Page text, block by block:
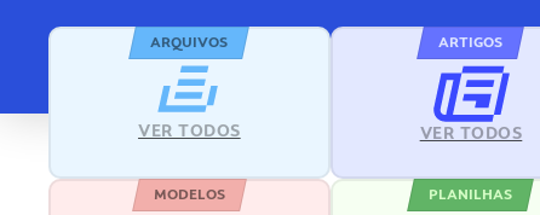
ARQUIVOS
VER TODOS
ARTIGOS
VER TODOS
MODELOS PLANILHAS